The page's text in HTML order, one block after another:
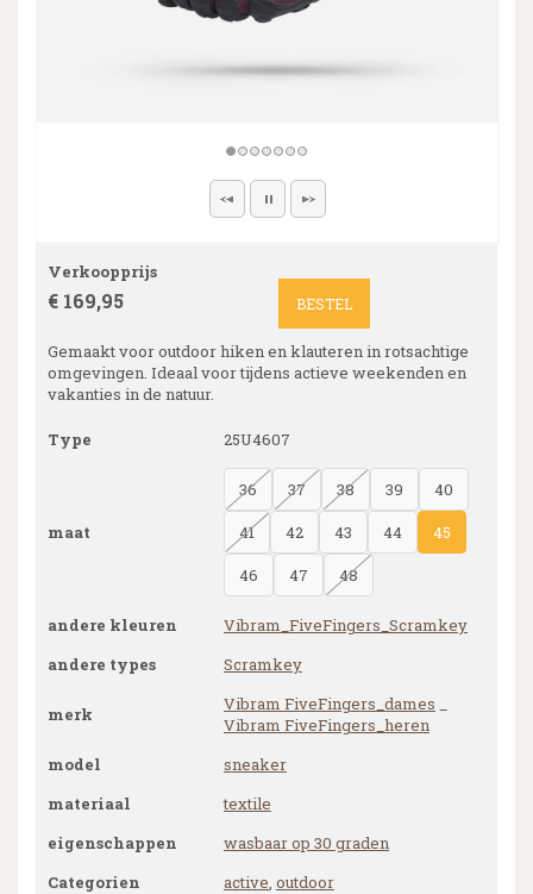
Verkoopprijs
€ 169,95 BESTEL
Gemaakt voor outdoor hiken en klauteren in rotsachtige
omgevingen. Ideaal voor tijdens actieve weekenden en
vakanties in de natuur.
Type 25U4607
maat
36 37 38 39
40
41
42 43 44
45
46
47 48
andere kleuren
Vibram_FiveFingers_Scramkey
andere types
Scramkey
merk Vibram FiveFingers_dames
Vibram FiveFingers_heren
model
sneaker
materiaal
textile
eigenschappen
wasbaar op 30 graden
Categorien
active, outdoor